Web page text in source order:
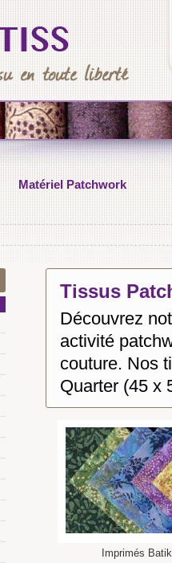
Matériel Patchwork
Tissus
Découvrez
activité
couture. Nos
Quarter (45 x
Imprimés Batik